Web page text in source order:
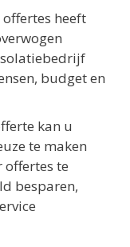
heeft
budget en
kan u
te maken
offertes te
besparen,